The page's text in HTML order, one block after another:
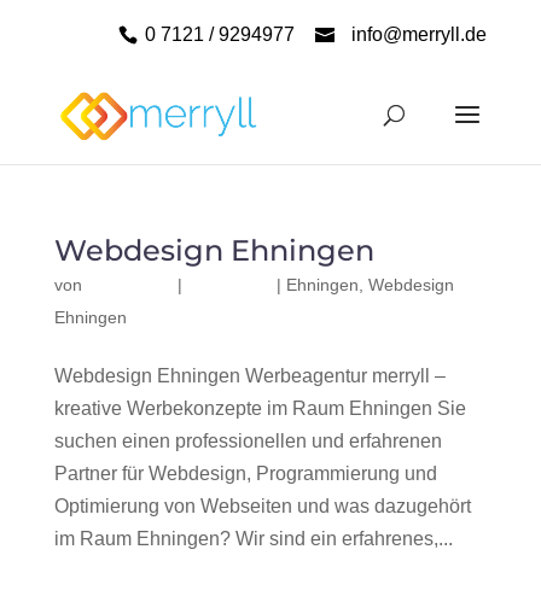
0 7121 / 9294977 info@merryll.de
Webdesign Ehningen
von | | Ehningen Webdesign
Ehningen
Webdesign Ehningen Werbeagentur merryll –
kreative Werbekonzepte im Raum Ehningen Sie
suchen einen professionellen und erfahrenen
Partner für Webdesign, Programmierung und
Optimierung von Webseiten und was dazugehört
im Raum Ehningen? Wir sind ein erfahrenes,...